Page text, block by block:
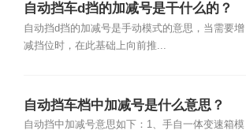
自动挡车d挡的加减号是干什么的？
自动挡d挡的加减号是手动模式的意思，当需要增
减挡位时，在此基础上向前推...
自动挡车档中加减号是什么意思？
自动挡中加减号意思如下：1、手自一体变速箱模